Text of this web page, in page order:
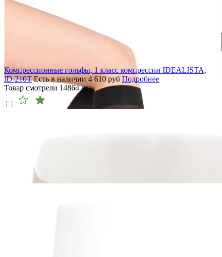
Компрессионные гольфы, 1 класс компрессии IDEALISTA,
ID-210T Есть в наличии 4 610 руб Подробнее
Товар смотрели 14864раз